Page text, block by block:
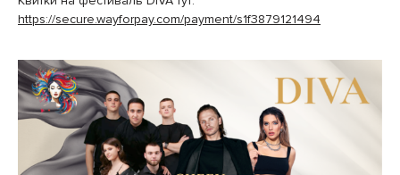
https://secure.wayforpay.com/payment/s1f3879121494